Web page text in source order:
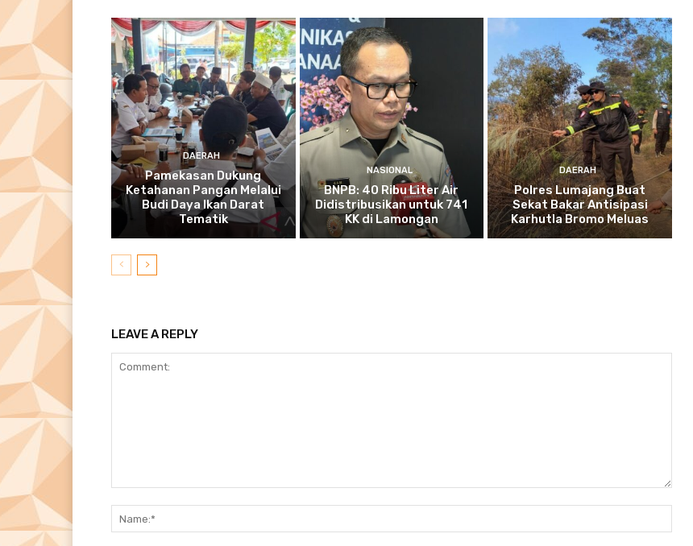
DAERAH
Pamekasan Dukung
Ketahanan Pangan Melalui
Budi Daya Ikan Darat
Tematik
NASIONAL
BNPB: 40 Ribu Liter Air
Didistribusikan untuk 741
KK di Lamongan
DAERAH
Polres Lumajang Buat
Sekat Bakar Antisipasi
Karhutla Bromo Meluas
LEAVE A REPLY